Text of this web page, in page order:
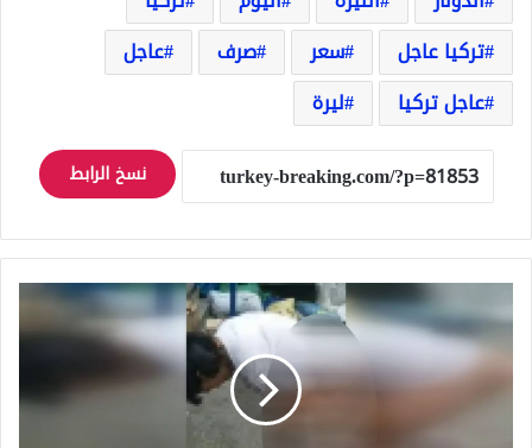
تركيا عاجل
سعر صرف
عاجل
عاجل تركيا
ليرة
نسخ الرابط
صادم
انتشر
عالميا..